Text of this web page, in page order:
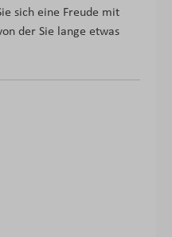
sich eine Freude mit
der Sie lange etwas